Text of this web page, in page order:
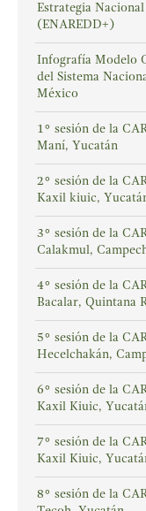
Estrategia Nacional
(ENAREDD+)
Infografía Modelo
del Sistema
México
1° sesión de la
Maní, Yucatán
2° sesión de la
Kaxil kiuic,
3° sesión de la
Calakmul,
4° sesión de la
Bacalar, Quintana
5° sesión de la
Hecelchakán,
6° sesión de la
Kaxil Kiuic,
7° sesión de la
Kaxil Kiuic,
8° sesión de la